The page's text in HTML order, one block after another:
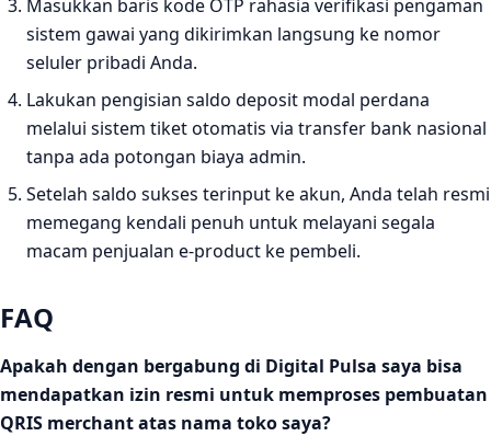
Masukkan baris kode OTP rahasia verifikasi pengaman
sistem gawai yang dikirimkan langsung ke nomor
seluler pribadi Anda.
Lakukan pengisian saldo deposit modal perdana
melalui sistem tiket otomatis via transfer bank nasional
tanpa ada potongan biaya admin.
Setelah saldo sukses terinput ke akun, Anda telah resmi
memegang kendali penuh untuk melayani segala
macam penjualan e-product ke pembeli.
FAQ
Apakah dengan bergabung di Digital Pulsa saya bisa
mendapatkan izin resmi untuk memproses pembuatan
QRIS merchant atas nama toko saya?